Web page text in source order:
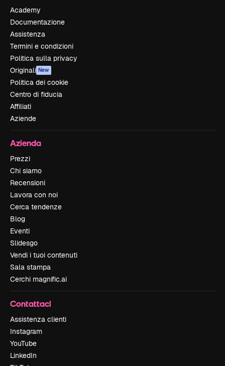
Academy
Documentazione
Assistenza
Termini e condizioni
Politica sulla privacy
Originali New
Politica dei cookie
Centro di fiducia
Affiliati
Aziende
Azienda
Prezzi
Chi siamo
Recensioni
Lavora con noi
Cerca tendenze
Blog
Eventi
Slidesgo
Vendi i tuoi contenuti
Sala stampa
Cerchi magnific.ai
Contattaci
Assistenza clienti
Instagram
YouTube
LinkedIn